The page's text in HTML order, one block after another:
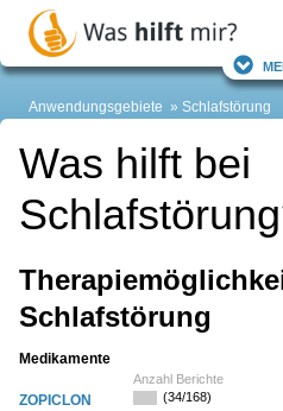
Anwendungsgebiete Schlafstörung
Was hilft bei
Schlafstörung
Medikamente
Anzahl Berichte
ZOPICLON (34/168)